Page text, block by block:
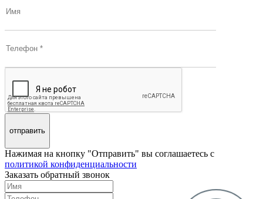
отправить
Нажимая на кнопку "Отправить" вы соглашаетесь с
политикой конфиденциальности
Заказать обратный звонок